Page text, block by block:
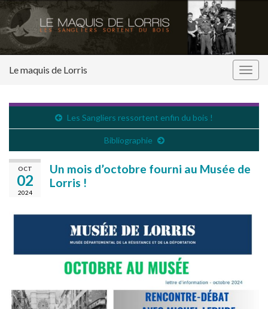
Le maquis de Lorris
Les Sangliers ressortent enfin du bois !
Bibliographie
OCT
02
2024
Un mois d’octobre fourni au Musée de
Lorris !